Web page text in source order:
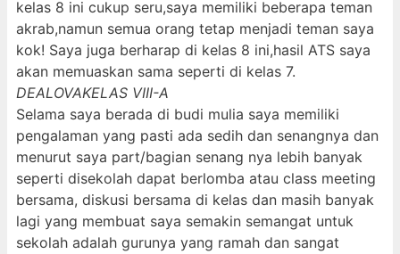
kelas 8 ini cukup seru,saya memiliki beberapa teman
akrab,namun semua orang tetap menjadi teman saya
kok! Saya juga berharap di kelas 8 ini,hasil ATS saya
akan memuaskan sama seperti di kelas 7.
DEALOVAKELAS VIII-A
Selama saya berada di budi mulia saya memiliki
pengalaman yang pasti ada sedih dan senangnya dan
menurut saya part/bagian senang nya lebih banyak
seperti disekolah dapat berlomba atau class meeting
bersama, diskusi bersama di kelas dan masih banyak
lagi yang membuat saya semakin semangat untuk
sekolah adalah gurunya yang ramah dan sangat